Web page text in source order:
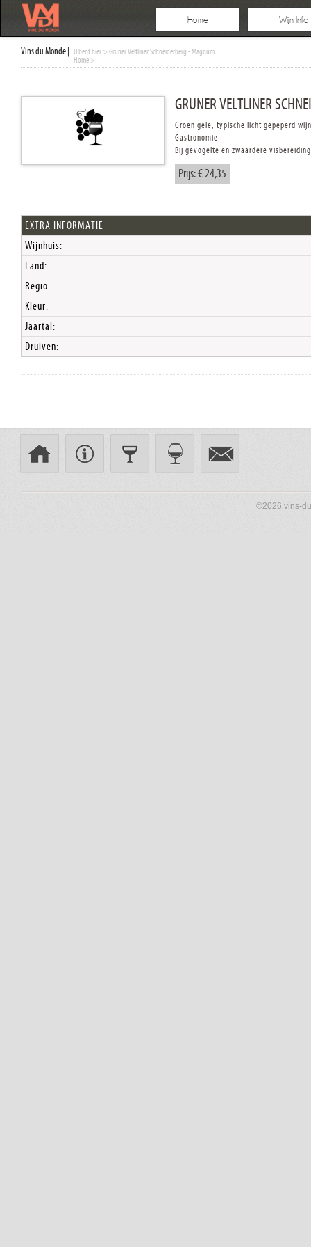
Home Wijn Info
Vins du Monde |
U bent hier
Home >
> Gruner Veltliner Schneiderberg - Magnum
GRUNER VELTLINER
Groen gele, typische licht gepeperd
Gastronomie
Bij gevogelte en zwaardere
Prijs: € 24,35
EXTRA INFORMATIE
Wijnhuis:
Land:
Regio:
Kleur:
Jaartal:
Druiven:
©2026 vins-